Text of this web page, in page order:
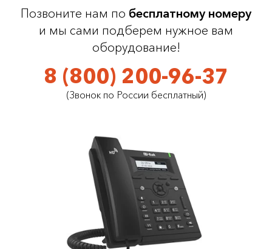
Позвоните нам по бесплатному номеру
и мы сами подберем нужное вам
оборудование!
8 (800) 200-96-37
(Звонок по России бесплатный)